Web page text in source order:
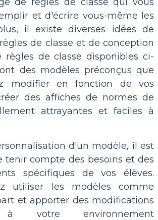
et d'écrire vous-même les
il existe diverses idées de
de classe et de conception
règles de classe disponibles ci-
des modèles préconçus que
modifier en fonction de vos
des affiches de normes de
attrayantes et faciles à
d'un modèle, il est
tenir compte des besoins et des
spécifiques de vos élèves.
utiliser les modèles comme
et apporter des modifications
à votre environnement